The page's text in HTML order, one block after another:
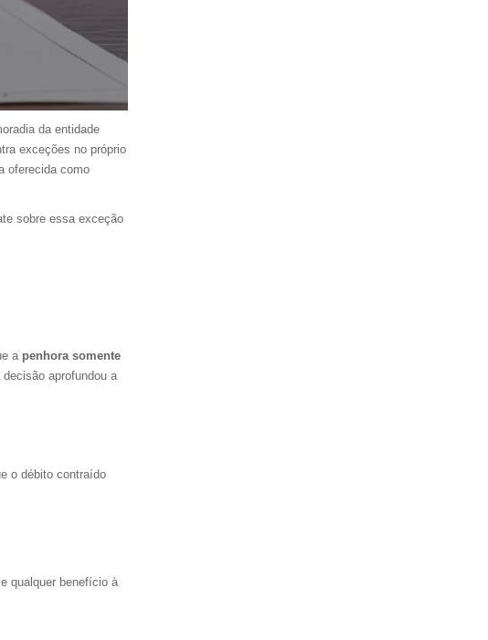
da entidade
exceções no próprio
oferecida como
sobre essa exceção
a penhora somente
aprofundou a
o débito contraído
qualquer benefício à